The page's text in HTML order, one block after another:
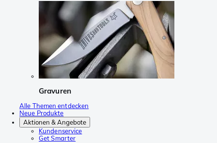
Gravuren
Alle Themen entdecken
Neue Produkte
Aktionen & Angebote
Kundenservice
Get Smarter